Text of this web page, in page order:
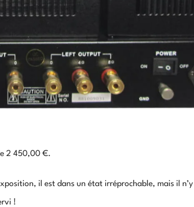
2 450,00 €.
il est dans un état irréprochable, mais il n’y
!